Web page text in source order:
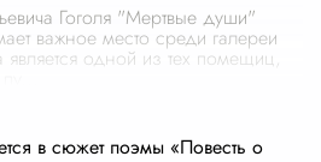
Гоголя "Мертвые души"
важное место среди галереи
одной из тех помещиц,
в сюжет поэмы «Повесть о